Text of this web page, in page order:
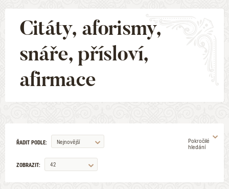
Citáty, aforismy,
snáře, přísloví,
afirmace
Pokročilé
hledání
ŘADIT PODLE: Nejnovější
ZOBRAZIT: 42